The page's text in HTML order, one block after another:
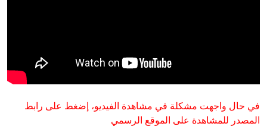
تركيا: اتفاقية الدفاع مع السعودية وباكستان
لا تتعارض مع التزامات الناتو
القلعة الصغرى: حجز كميات من قوارير
المياه المعدنية في مستودع عشوائي
في حال واجهت مشكلة في مشاهدة الفيديو، إضغط على رابط
المصدر للمشاهدة على الموقع الرسمي